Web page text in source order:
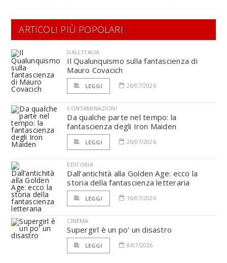
ARTICOLI PIÙ POPOLARI
DALL'ITALIA
Il Qualunquismo sulla fantascienza di
Mauro Covacich
LEGGI 26/07/2026
CONTAMINAZIONI
Da qualche parte nel tempo: la
fantascienza degli Iron Maiden
LEGGI 26/07/2026
EDITORIA
Dall’antichità alla Golden Age: ecco la
storia della fantascienza letteraria
LEGGI 16/07/2026
CINEMA
Supergirl è un po' un disastro
LEGGI 8/07/2026